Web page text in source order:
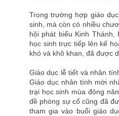
Trong trường hợp giáo
sinh, mà còn có nhiều
hội phát biểu Kinh Thánh,
học sinh trực tiếp lên kế
khó và khô khan, đã được
Giáo dục lễ tiết và nhân
Giáo dục nhân tính mời
trại học sinh mùa đông
đề phòng sự cố cũng đã
tham gia vào buổi giáo